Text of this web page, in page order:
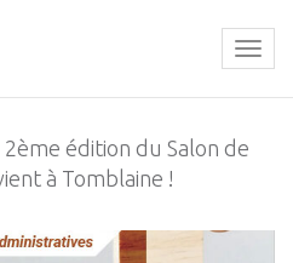
2ème édition du Salon de
à Tomblaine !